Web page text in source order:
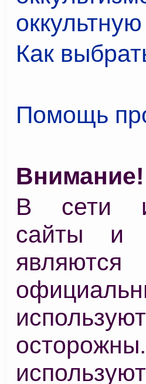
Как
Помощь
Внимание!
В сети
сайты и